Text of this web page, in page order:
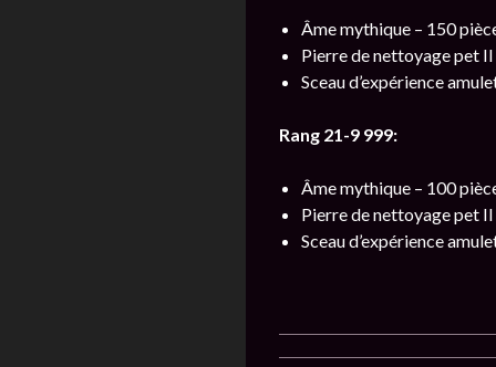
Âme mythique – 150
Pierre de nettoyage pet II
Sceau d’expérience
Rang 21-9 999:
Âme mythique – 100
Pierre de nettoyage pet II
Sceau d’expérience